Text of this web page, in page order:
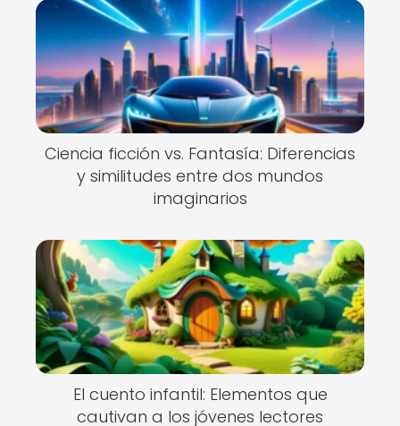
Ciencia ficción vs. Fantasía: Diferencias
y similitudes entre dos mundos
imaginarios
El cuento infantil: Elementos que
cautivan a los jóvenes lectores